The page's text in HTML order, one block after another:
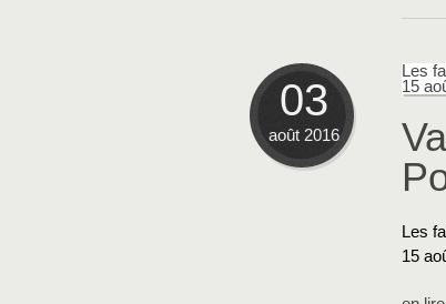
03
août 2016
Les
15
Les
15